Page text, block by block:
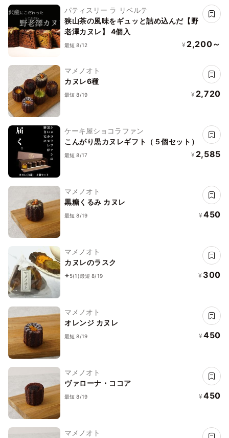
パティスリー ラ リベルテ
狭山茶の風味をギュッと詰め込んだ【野
老澤カヌレ】 4個入
最短 8/12 ¥ 2,200～
マメノオト
カヌレ6種
最短 8/19 ¥ 2,720
ケーキ屋ショコラファン
こんがり黒カヌレギフト（５個セット）
最短 8/17 ¥ 2,585
マメノオト
黒糖くるみ カヌレ
最短 8/19 ¥ 450
マメノオト
カヌレのラスク
5(1)最短 8/19 ¥ 300
マメノオト
オレンジ カヌレ
最短 8/19 ¥ 450
マメノオト
ヴァローナ・ココア
最短 8/19 ¥ 450
マメノオト